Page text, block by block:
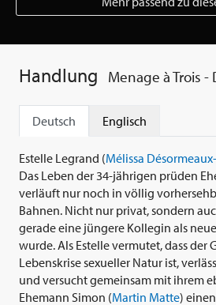
Handlung Menage à Trois -
Deutsch Englisch
Estelle Legrand (Mélissa
Das Leben der 34-jährigen prüden
verläuft nur noch in völlig
Bahnen. Nicht nur privat, sondern
gerade eine jüngere Kollegin als
wurde. Als Estelle vermutet, dass der
Lebenskrise sexueller Natur ist,
und versucht gemeinsam mit ihrem
Ehemann Simon (Martin Matte)